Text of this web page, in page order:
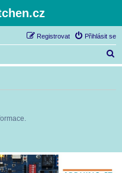
Přihlásit se
Registrovat
l